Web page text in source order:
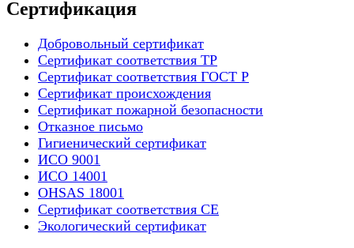
Сертификация
Добровольный сертификат
Сертификат соответствия ТР
Сертификат соответствия ГОСТ Р
Сертификат происхождения
Сертификат пожарной безопасности
Отказное письмо
Гигиенический сертификат
ИСО 9001
ИСО 14001
OHSAS 18001
Сертификат соответствия СЕ
Экологический сертификат